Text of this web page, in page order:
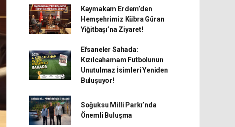
Kaymakam Erdem’den
Hemşehrimiz Kübra Güran
Yiğitbaşı’na Ziyaret!
Efsaneler Sahada:
Kızılcahamam Futbolunun
Unutulmaz İsimleri Yeniden
Buluşuyor!
Soğuksu Milli Parkı’nda
Önemli Buluşma